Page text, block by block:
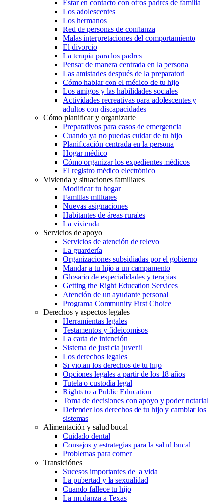
Estar en contacto con otros padres de familia
Los adolescentes
Los hermanos
Red de personas de confianza
Malas interpretaciones del comportamiento
El divorcio
La terapia para los padres
Pensar de manera centrada en la persona
Las amistades después de la preparatori
Cómo hablar con el médico de tu hijo
Los amigos y las habilidades sociales
Actividades recreativas para adolescentes y
adultos con discapacidades
Cómo planificar y organizarte
Preparativos para casos de emergencia
Cuando ya no puedas cuidar de tu hijo
Planificación centrada en la persona
Hogar médico
Cómo organizar los expedientes médicos
El registro médico electrónico
Vivienda y situaciones familiares
Modificar tu hogar
Familias militares
Nuevas asignaciones
Habitantes de áreas rurales
La vivienda
Servicios de apoyo
Servicios de atención de relevo
La guardería
Organizaciones subsidiadas por el gobierno
Mandar a tu hijo a un campamento
Glosario de especialidades y terapias
Getting the Right Education Services
Atención de un ayudante personal
Programa Community First Choice
Derechos y aspectos legales
Herramientas legales
Testamentos y fideicomisos
La carta de intención
Sistema de justicia juvenil
Los derechos legales
Si violan los derechos de tu hijo
Opciones legales a partir de los 18 años
Tutela o custodia legal
Rights to a Public Education
Toma de decisiones con apoyo y poder notarial
Defender los derechos de tu hijo y cambiar los
sistemas
Alimentación y salud bucal
Cuidado dental
Consejos y estrategias para la salud bucal
Problemas para comer
Transiciónes
Sucesos importantes de la vida
La pubertad y la sexualidad
Cuando fallece tu hijo
La mudanza a Texas